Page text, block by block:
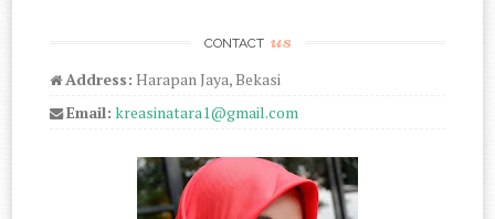
CONTACT us
Address: Harapan Jaya, Bekasi
Email: kreasinatara1@gmail.com